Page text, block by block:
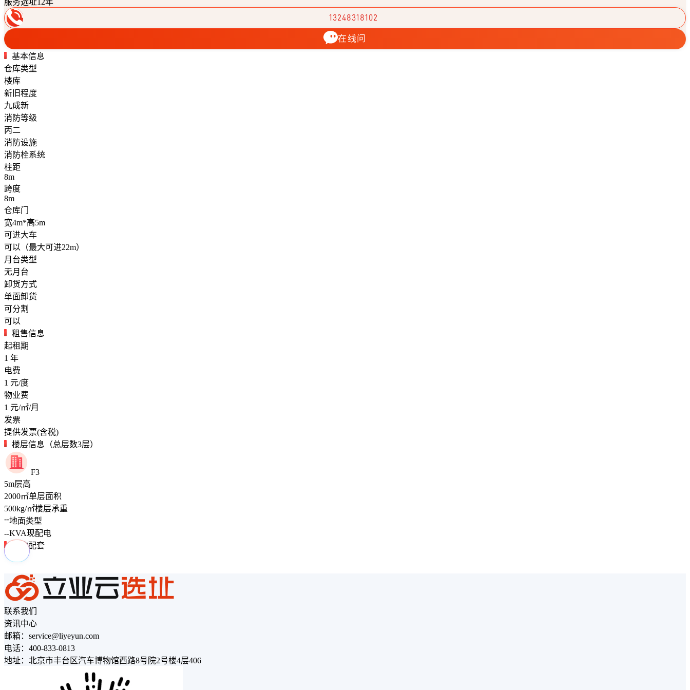
13248318102
在线问
基本信息
仓库类型
楼库
新旧程度
九成新
消防等级
丙二
消防设施
消防栓系统
柱距
8m
跨度
8m
仓库门
宽4m*高5m
可进大车
可以（最大可进22m）
月台类型
无月台
卸货方式
单面卸货
可分割
可以
租售信息
起租期
1 年
电费
1 元/度
物业费
1 元/㎡/月
发票
提供发票(含税)
楼层信息（总层数3层）
F3
5m层高
2000㎡单层面积
500kg/㎡楼层承重
--地面类型
--KVA现配电
周边配套
联系我们
资讯中心
邮箱：service@liyeyun.com
电话：400-833-0813
地址：北京市丰台区汽车博物馆西路8号院2号楼4层406